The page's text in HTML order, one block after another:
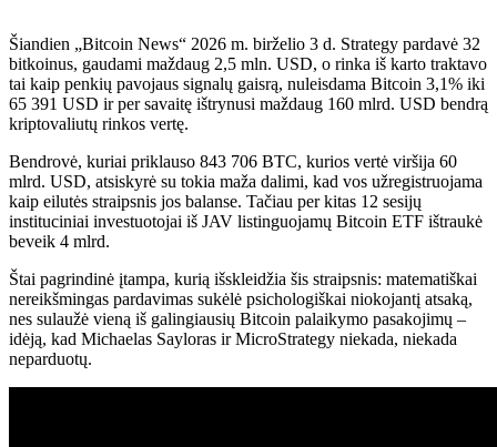
Šiandien „Bitcoin News“ 2026 m. birželio 3 d. Strategy pardavė 32
bitkoinus, gaudami maždaug 2,5 mln. USD, o rinka iš karto traktavo
tai kaip penkių pavojaus signalų gaisrą, nuleisdama Bitcoin 3,1% iki
65 391 USD ir per savaitę ištrynusi maždaug 160 mlrd. USD bendrą
kriptovaliutų rinkos vertę.
Bendrovė, kuriai priklauso 843 706 BTC, kurios vertė viršija 60
mlrd. USD, atsiskyrė su tokia maža dalimi, kad vos užregistruojama
kaip eilutės straipsnis jos balanse. Tačiau per kitas 12 sesijų
instituciniai investuotojai iš JAV listinguojamų Bitcoin ETF ištraukė
beveik 4 mlrd.
Štai pagrindinė įtampa, kurią išskleidžia šis straipsnis: matematiškai
nereikšmingas pardavimas sukėlė psichologiškai niokojantį atsaką,
nes sulaužė vieną iš galingiausių Bitcoin palaikymo pasakojimų –
idėją, kad Michaelas Sayloras ir MicroStrategy niekada, niekada
neparduotų.